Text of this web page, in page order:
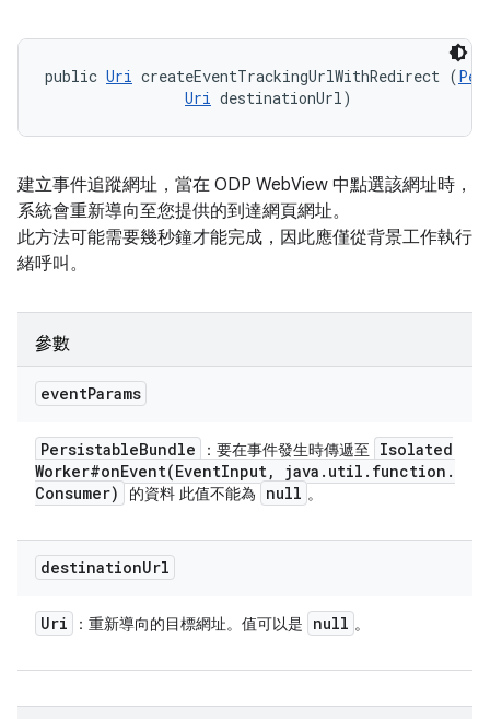
public Uri createEventTrackingUrlWithRedirect (
Uri destinationUrl)
建立事件追蹤網址，當在 ODP WebView 中點選該網址時，
系統會重新導向至您提供的到達網頁網址。
此方法可能需要幾秒鐘才能完成，因此應僅從背景工作執行
緒呼叫。
參數
eventParams
PersistableBundle ：要在事件發生時傳遞至
Isolated
Worker#onEvent(EventInput, java . util . function .
Consumer)
的資料 此值不能為 null 。
destinationUrl
Uri ：重新導向的目標網址。值可以是 null 。